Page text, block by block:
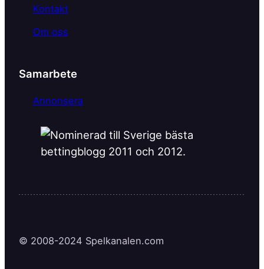
Kontakt
Om oss
Samarbete
Annonsera
© 2008-2024 Spelkanalen.com